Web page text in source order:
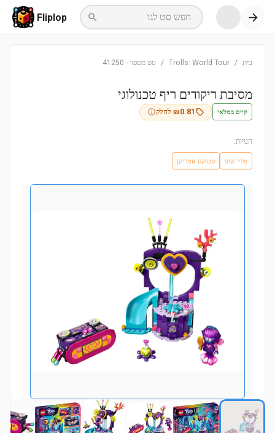
חפש סט לגו Fliplop
בית /
Trolls: World Tour
/ סט מספר -
41250
מסיבת ריקודים ריף טכנולוגי
קיים במלאי ₪0.81 לחלק
חנויות:
פליי שופ סטוקס אמריקן